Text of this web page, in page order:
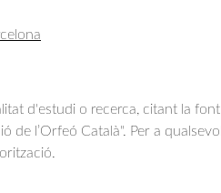
d'estudi o recerca, citant la font
de l’Orfeó Català". Per a qualsevol